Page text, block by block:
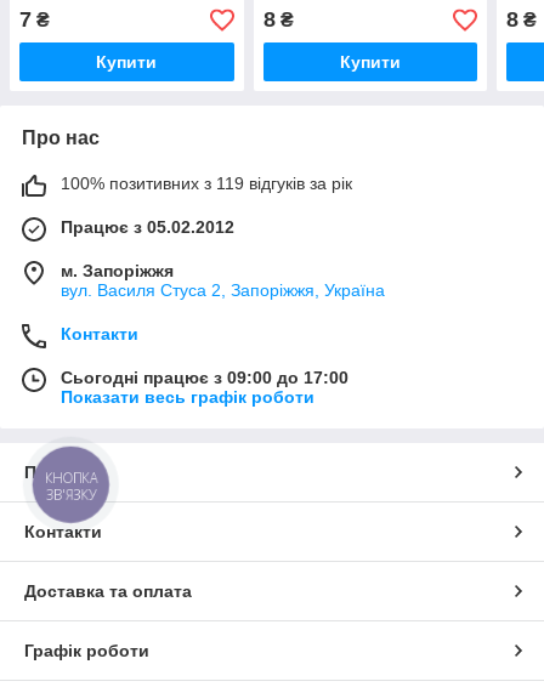
7 ₴
Купити
8₴
Купити
8 ₴
Про нас
100% позитивних з 119 відгуків за рік
Працює з 05.02.2012
м. Запоріжжя
вул. Василя Стуса 2, Запоріжжя, Україна
Контакти
Сьогодні працює з 09:00 до 17:00
Показати весь графік роботи
Про нас
Контакти
Доставка та оплата
Графік роботи
КНОПКА
ЗВ'ЯЗКУ